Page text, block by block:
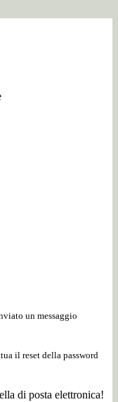
un messaggio
il reset della password
di posta elettronica!